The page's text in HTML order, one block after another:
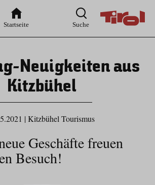
Hauptnavigation
Inhaltsbereich
Startseite Suche
Neuigkeiten aus
Kitzbühel
| Kitzbühel Tourismus
Geschäfte freuen
Besuch!